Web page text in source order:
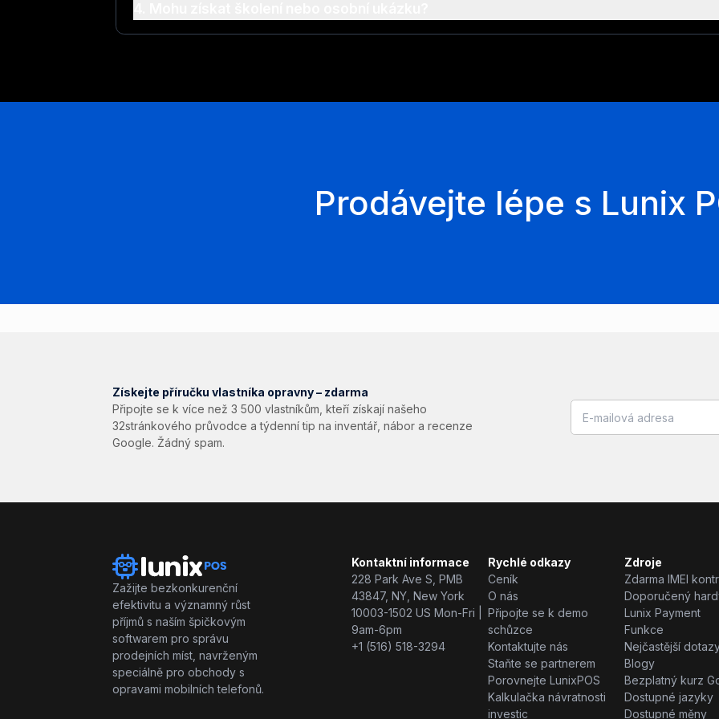
Prodávejte lépe s Lunix
Získejte příručku vlastníka opravny – zdarma
Připojte se k více než 3 500 vlastníkům, kteří získají našeho
32stránkového průvodce a týdenní tip na inventář, nábor a recenze
Google. Žádný spam.
Zažijte bezkonkurenční
efektivitu a významný růst
příjmů s naším špičkovým
softwarem pro správu
prodejních míst, navrženým
speciálně pro obchody s
opravami mobilních telefonů.
Kontaktní informace
228 Park Ave S, PMB
43847, NY, New York
10003-1502 US Mon-Fri |
9am-6pm
+1 (516) 518-3294
Rychlé odkazy
Ceník
O nás
Připojte se k demo
schůzce
Kontaktujte nás
Staňte se partnerem
Porovnejte LunixPOS
Kalkulačka návratnosti
investic
Zdroje
Zdarma IMEI
Doporučený
Lunix Payment
Funkce
Nejčastější
Blogy
Bezplatný kurz
Dostupné jazyky
Dostupné měny